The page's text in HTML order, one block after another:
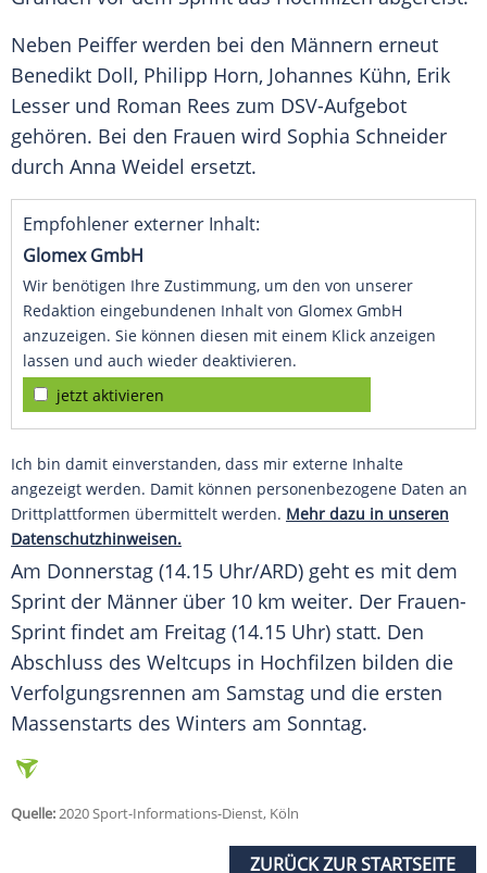
Neben Peiffer werden bei den Männern erneut
Benedikt Doll, Philipp Horn, Johannes Kühn, Erik
Lesser und Roman Rees zum DSV-Aufgebot
gehören. Bei den Frauen wird Sophia Schneider
durch Anna Weidel ersetzt.
Empfohlener externer Inhalt:
Glomex GmbH
Wir benötigen Ihre Zustimmung, um den von unserer
Redaktion eingebundenen Inhalt von Glomex GmbH
anzuzeigen. Sie können diesen mit einem Klick anzeigen
lassen und auch wieder deaktivieren.
jetzt aktivieren
Ich bin damit einverstanden, dass mir externe Inhalte
angezeigt werden. Damit können personenbezogene Daten an
Drittplattformen übermittelt werden. Mehr dazu in unseren
Datenschutzhinweisen.
Am Donnerstag (14.15 Uhr/ARD) geht es mit dem
Sprint der Männer über 10 km weiter. Der Frauen-
Sprint findet am Freitag (14.15 Uhr) statt. Den
Abschluss des Weltcups in Hochfilzen bilden die
Verfolgungsrennen am Samstag und die ersten
Massenstarts des Winters am Sonntag.
Quelle:2020 Sport-Informations-Dienst, Köln
ZURÜCK ZUR STARTSEITE